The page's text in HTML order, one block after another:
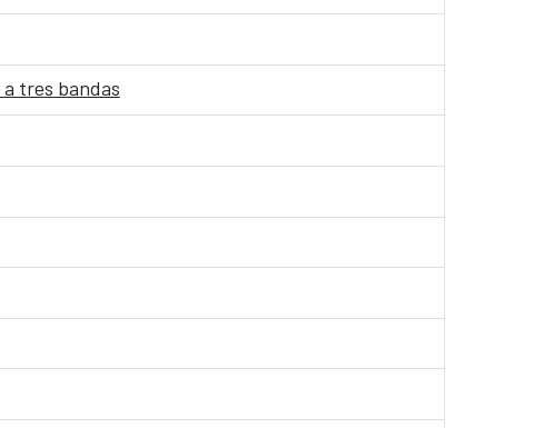
a tres bandas